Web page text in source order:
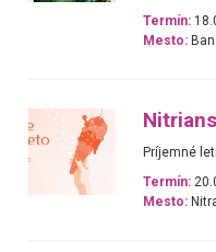
Termín:
Mesto:
Príjemné
Termín:
Mesto: